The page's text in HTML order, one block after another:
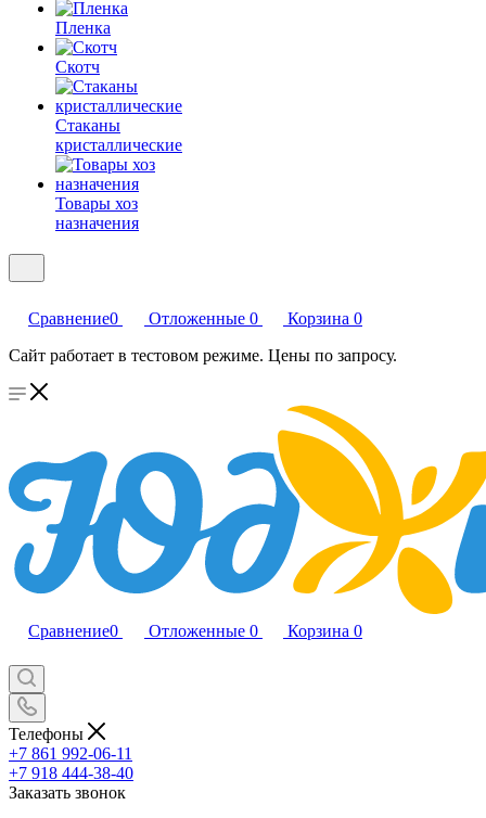
Пленка
Скотч
Стаканы
кристаллические
Товары хоз
назначения
Сравнение0 Отложенные 0 Корзина 0
Сайт работает в тестовом режиме. Цены по запросу.
Сравнение0 Отложенные 0 Корзина 0
Телефоны
+7 861 992-06-11
+7 918 444-38-40
Заказать звонок